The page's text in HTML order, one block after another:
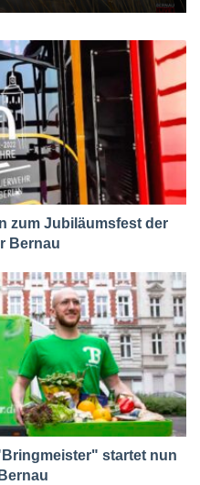
zum Jubiläumsfest der
Bernau
startet nun